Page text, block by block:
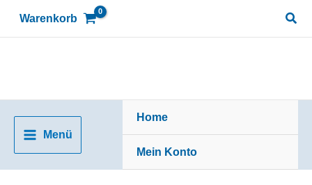
Warenkorb
Menü
Home
Mein Konto